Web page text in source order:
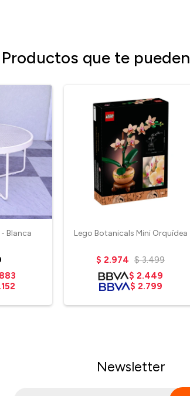
Productos que te
Blanca Lego Botanicals Mini Orquídea
$ 2.974 $ 3.499
$ 2.449
$ 2.799
Newsletter